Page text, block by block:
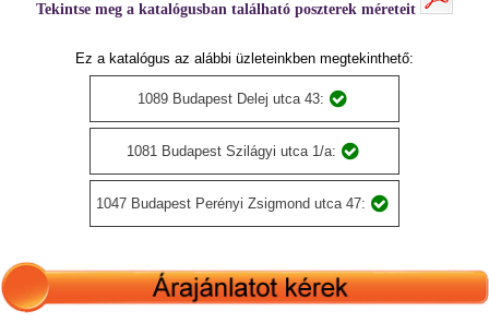
Tekintse meg a katalógusban található poszterek méreteit
Ez a katalógus az alábbi üzleteinkben megtekinthető:
1089 Budapest Delej utca 43:
1081 Budapest Szilágyi utca 1/a:
1047 Budapest Perényi Zsigmond utca 47: